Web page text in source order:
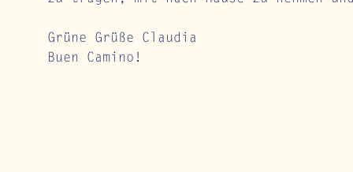
Grüne Grüße Claudia
Buen Camino!